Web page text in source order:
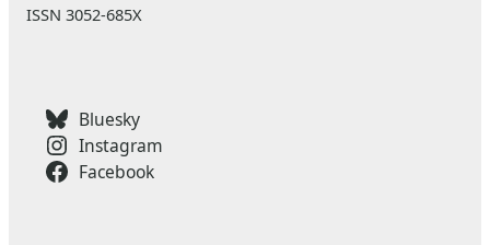
ISSN 3052-685X
Bluesky
Instagram
Facebook